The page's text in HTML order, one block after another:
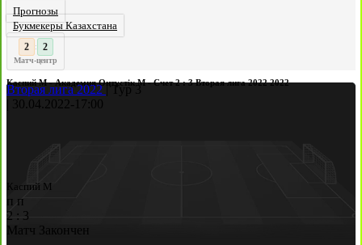
Прогнозы
Букмекеры Казахстана
3 : 2
Матч-центр
Каспий М - Академия Оңтүстік М - Счет 2 : 3 Вторая лига 2022 2022
Вторая лига 2022 Тур 3
30.04.2022- 17:00
Каспий М
п п
2 : 3
Матч Закончен